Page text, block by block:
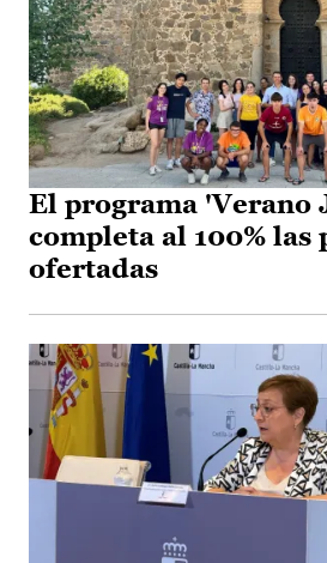
El programa 'Verano
completa al 100% las
ofertadas